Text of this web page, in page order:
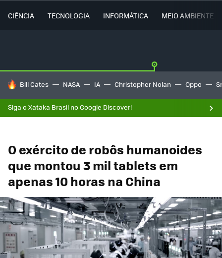
CIÊNCIA TECNOLOGIA INFORMÁTICA MEIO AMBIENTE
TENDÊNCIAS DO DIA
Bill Gates NASA IA Christopher Nolan Oppo
Siga o Xataka Brasil no Google Discover!
O exército de robôs humanoides
que montou 3 mil tablets em
apenas 10 horas na China